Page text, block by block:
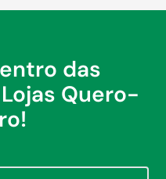
das
Quero-